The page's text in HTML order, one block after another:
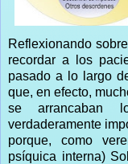
Reflexionando
recordar a los
pasado a lo largo
que, en efecto,
se arrancaban
verdaderamente
porque, como
psíquica interna)